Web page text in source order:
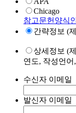
Chicago
참고문헌양식
간략정보 (
상세정보 (
연도, 작성언
수신자 이메일
발신자 이메일